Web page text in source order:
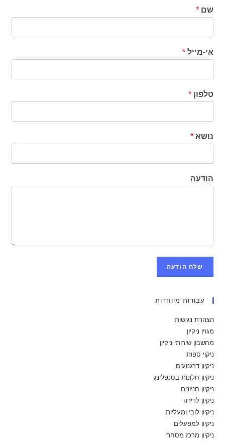
שם*
אי-מייל*
טלפון*
נושא*
הודעה
שלח הודעה
עבודות מיוחדות
הצהרת נגישות
מגזין ניקיון
מחשבון שירותי ניקיון
ניקוי ספות
ניקיון דרגנועים
ניקיון חלונות בסנפלינג
ניקיון חניונים
ניקיון לדירה
ניקיון לובי ומעליות
ניקיון למפעלים
ניקיון מרכז מסחרי